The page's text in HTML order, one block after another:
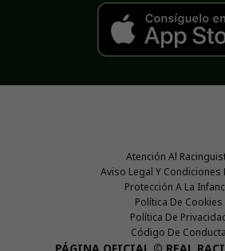
Atención Al
Aviso Legal Y Condiciones
Protección A La
Política De Cookies
Política De
Código De Conducta